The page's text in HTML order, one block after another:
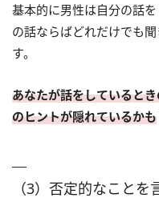
基本的に男性は自分の話
の話ならばどれだけでも
す。
あなたが話をしていると
のヒントが隠れているかも
（3）否定的なことを